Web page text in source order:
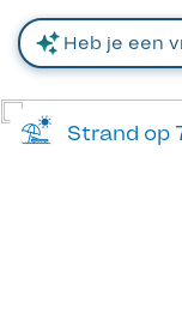
Strand op